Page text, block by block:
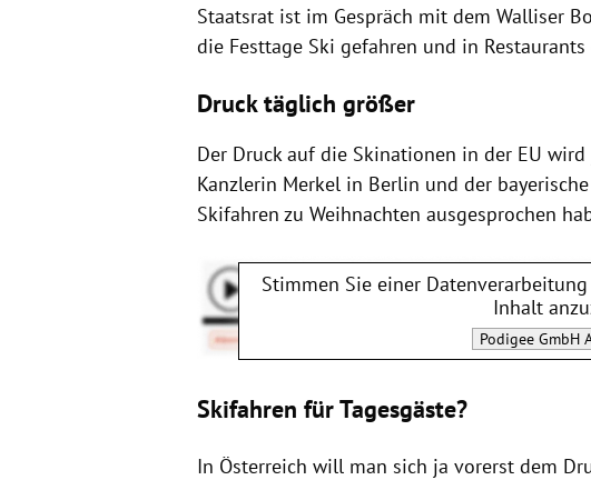
Staatsrat ist im Gespräch mit dem Walliser
die Festtage Ski gefahren und in
Druck täglich größer
Der Druck auf die Skinationen in der EU
Kanzlerin Merkel in Berlin und der
Skifahren zu Weihnachten ausgesprochen
Stimmen Sie einer
Inhalt
Podigee GmbH
Skifahren für Tagesgäste?
In Österreich will man sich ja vorerst dem